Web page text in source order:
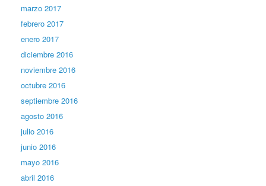
marzo 2017
febrero 2017
enero 2017
diciembre 2016
noviembre 2016
octubre 2016
septiembre 2016
agosto 2016
julio 2016
junio 2016
mayo 2016
abril 2016